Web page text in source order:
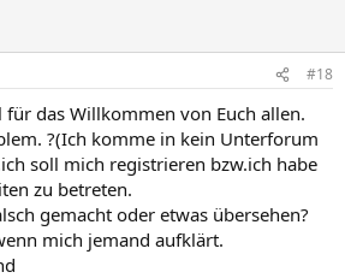
#18
für das Willkommen von Euch allen.
?(Ich komme in kein Unterforum
soll mich registrieren bzw.ich habe
zu betreten.
gemacht oder etwas übersehen?
mich jemand aufklärt.